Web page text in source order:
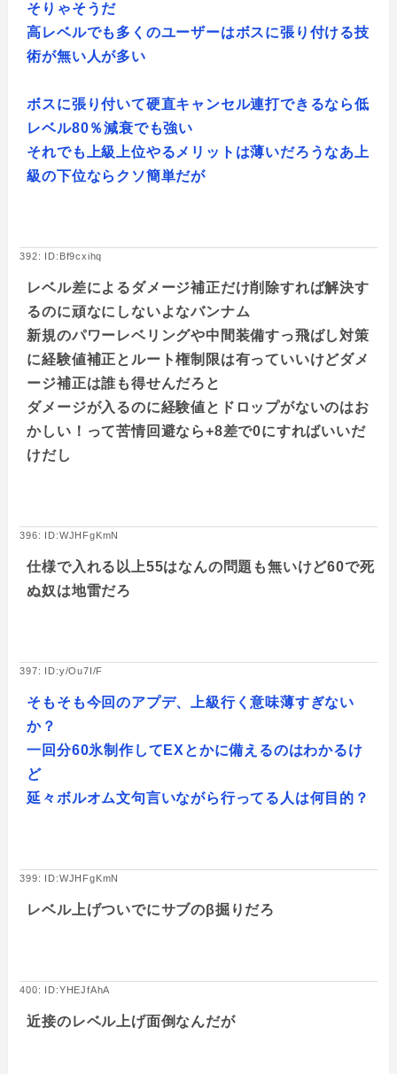
そりゃそうだ
高レベルでも多くのユーザーはボスに張り付ける技
術が無い人が多い
ボスに張り付いて硬直キャンセル連打できるなら低
レベル80％減衰でも強い
それでも上級上位やるメリットは薄いだろうなあ上
級の下位ならクソ簡単だが
392: ID:Bf9cxihq
レベル差によるダメージ補正だけ削除すれば解決す
るのに頑なにしないよなバンナム
新規のパワーレベリングや中間装備すっ飛ばし対策
に経験値補正とルート権制限は有っていいけどダメ
ージ補正は誰も得せんだろと
ダメージが入るのに経験値とドロップがないのはお
かしい！って苦情回避なら+8差で0にすればいいだ
けだし
396: ID:WJHFgKmN
仕様で入れる以上55はなんの問題も無いけど60で死
ぬ奴は地雷だろ
397: ID:y/Ou7I/F
そもそも今回のアプデ、上級行く意味薄すぎない
か？
一回分60氷制作してEXとかに備えるのはわかるけ
ど
延々ボルオム文句言いながら行ってる人は何目的？
399: ID:WJHFgKmN
レベル上げついでにサブのβ掘りだろ
400: ID:YHEJfAhA
近接のレベル上げ面倒なんだが